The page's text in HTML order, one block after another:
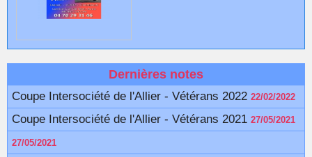
Dernières notes
Coupe Intersociété de l'Allier - Vétérans 2022 22/02/2022
Coupe Intersociété de l'Allier - Vétérans 2021 27/05/2021
27/05/2021